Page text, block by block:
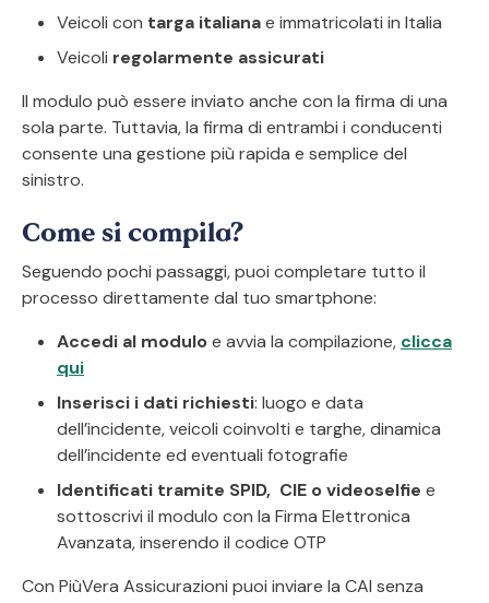
Veicoli con targa italianae immatricolati in Italia
Veicoli regolarmente assicurati
Il modulo può essere inviato anche con la firma di una
sola parte. Tuttavia, la firma di entrambi i conducenti
consente una gestione più rapida e semplice del
sinistro.
Come si compila?
Seguendo pochi passaggi, puoi completare tutto il
processo direttamente dal tuo smartphone:
Accedi al moduloe avvia la compilazione, clicca
qui
Inserisci i dati richiesti: luogo e data
dell’incidente, veicoli coinvolti e targhe, dinamica
dell’incidente ed eventuali fotografie
Identificati tramite SPID, CIE o videoselfie e
sottoscrivi il modulo con la Firma Elettronica
Avanzata, inserendo il codice OTP
Con PiùVera Assicurazioni puoi inviare la CAI senza